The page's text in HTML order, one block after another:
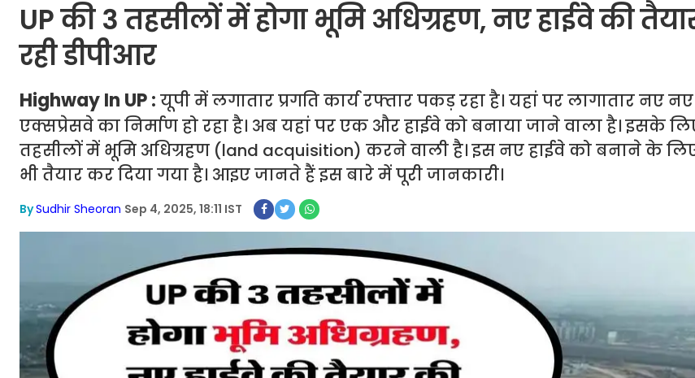
UP की 3 तहसीलों में होगा भूमि अधिग्रहण, नए हाईवे की
रही डीपीआर
Highway In UP : यूपी में लगातार प्रगति कार्य रफ्तार पकड़ रहा है। यहां पर लागातार नए
एक्सप्रेसवे का निर्माण हो रहा है। अब यहां पर एक और हाईवे को बनाया जाने वाला है। इसके
तहसीलों में भूमि अधिग्रहण (land acquisition) करने वाली है। इस नए हाईवे को बनाने के
भी तैयार कर दिया गया है। आइए जानते हैं इस बारे में पूरी जानकारी।
BySudhir Sheoran Sep 4, 2025, 18:11 IST